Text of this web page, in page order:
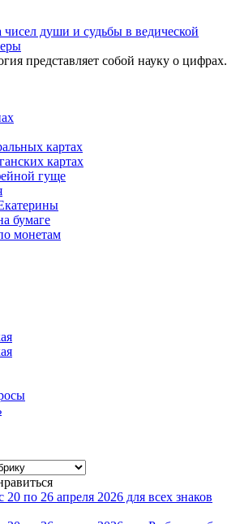
чисел души и судьбы в ведической
представляет собой науку о цифрах.
картах
картах
гуще
бумаге
монетам
по 26 апреля 2026 для всех знаков